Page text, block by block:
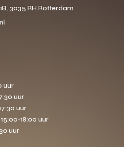
3035 RH Rotterdam
uur
uur
uur
15:00-18:00 uur
uur